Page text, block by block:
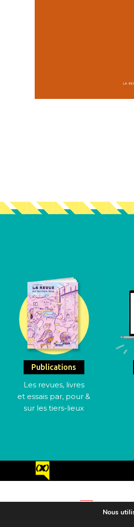
Publications
Les revues, livres
et essais par, pour &
sur les tiers-lieux
Nous